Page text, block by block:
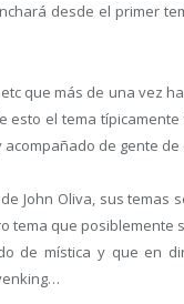
desde el primer
que más de una vez
el tema típicamente
de gente
John Oliva, sus temas
tema que posiblemente
de mística y que en